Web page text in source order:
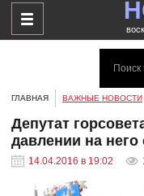
ГЛАВНАЯ ВАЖНЫЕ НОВОСТИ
Депутат
давлении на
14.04.2016 в 19:02